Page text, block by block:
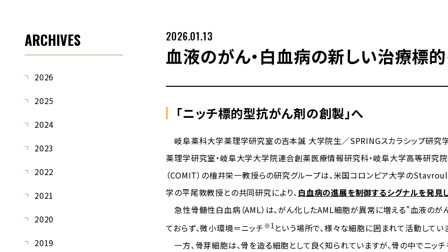
血液のがん・白血病の新しい治療標的
2026.01.13
「ニッチ標的型抗がん剤の創製」へ
岐阜薬科大学薬理学研究室の吉本誠 大学院生／SPRINGスカラシップ研究
薬理学研究室・岐阜大学大学院連合創薬医療情報研究科・岐阜大学高等研究
（COMIT）の檜井栄一教授らの研究グループは、米国コロンビア大学の
学の平尾敦教授との共同研究により、 白血病の進展を制御するシグナルを発見し
急性骨髄性白血病（AML）は、がん化したAML細胞が異常に増える"血液のが
ておらず、微小環境＝ニッチ ※1 という場所で、様々な細胞に囲まれて活動してい
一方、骨芽細胞は、骨を造る細胞として良く知られていますが、骨の中でニッ
ARCHIVES
2026
2025
2024
2023
2022
2021
2020
2019